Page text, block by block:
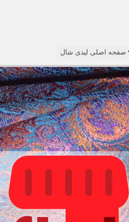
صفحه اصلی لیدی شال